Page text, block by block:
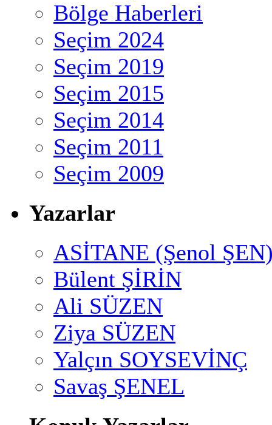
Bölge Haberleri
Seçim 2024
Seçim 2019
Seçim 2015
Seçim 2014
Seçim 2011
Seçim 2009
Yazarlar
ASİTANE (Şenol
Bülent ŞİRİN
Ali SÜZEN
Ziya SÜZEN
Yalçın SOYSEVİNÇ
Savaş ŞENEL